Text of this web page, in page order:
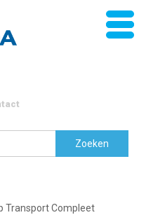
Transport Compleet